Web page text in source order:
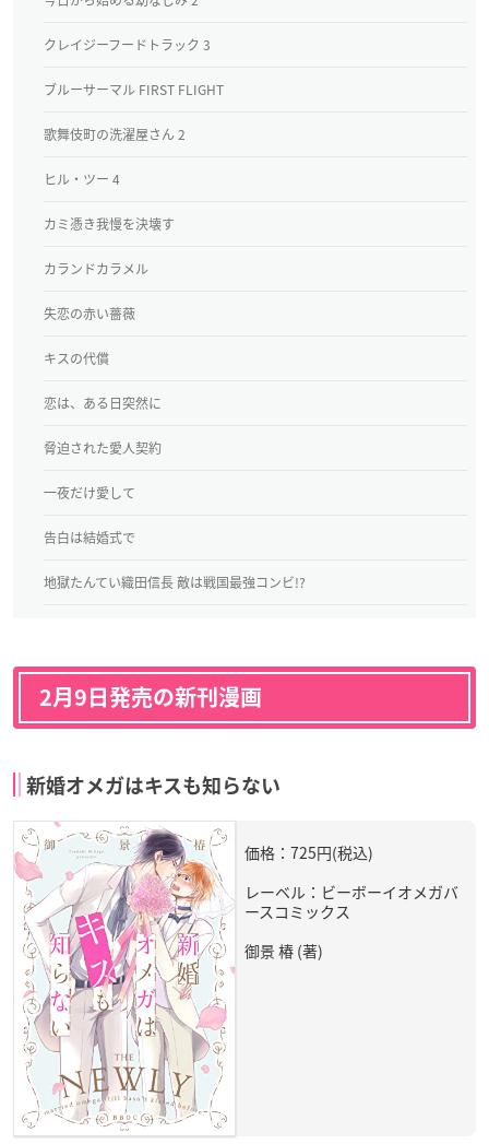
クレイジーフードトラック 3
ブルーサーマル FIRST FLIGHT
歌舞伎町の洗濯屋さん 2
ヒル・ツー 4
カミ憑き我慢を決壊す
カランドカラメル
失恋の赤い薔薇
キスの代償
恋は、ある日突然に
脅迫された愛人契約
一夜だけ愛して
告白は結婚式で
地獄たんてい織田信長 敵は戦国最強コンビ!?
2月9日発売の新刊漫画
新婚オメガはキスも知らない
価格：725円(税込)
レーベル：ビーボーイオメガバ
ースコミックス
御景 椿 (著)